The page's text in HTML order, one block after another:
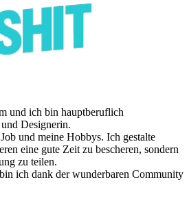
und ich bin hauptberuflich
Designerin.
und meine Hobbys. Ich gestalte
eine gute Zeit zu bescheren, sondern
zu teilen.
ich dank der wunderbaren Community